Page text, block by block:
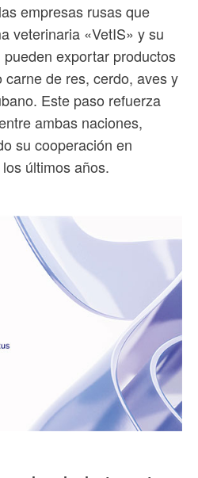
empresas rusas que
veterinaria «VetIS» y su
exportar productos
de res, cerdo, aves y
Este paso refuerza
ambas naciones,
su cooperación en
últimos años.